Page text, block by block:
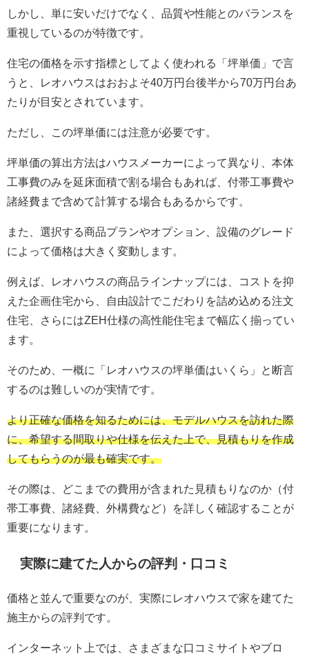
しかし、単に安いだけでなく、品質や性能とのバランスを
重視しているのが特徴です。
住宅の価格を示す指標としてよく使われる「坪単価」で言
うと、レオハウスはおおよそ40万円台後半から70万円台あ
たりが目安とされています。
ただし、この坪単価には注意が必要です。
坪単価の算出方法はハウスメーカーによって異なり、本体
工事費のみを延床面積で割る場合もあれば、付帯工事費や
諸経費まで含めて計算する場合もあるからです。
また、選択する商品プランやオプション、設備のグレード
によって価格は大きく変動します。
例えば、レオハウスの商品ラインナップには、コストを抑
えた企画住宅から、自由設計でこだわりを詰め込める注文
住宅、さらにはZEH仕様の高性能住宅まで幅広く揃ってい
ます。
そのため、一概に「レオハウスの坪単価はいくら」と断言
するのは難しいのが実情です。
より正確な価格を知るためには、モデルハウスを訪れた際
に、希望する間取りや仕様を伝えた上で、見積もりを作成
してもらうのが最も確実です。
その際は、どこまでの費用が含まれた見積もりなのか（付
帯工事費、諸経費、外構費など）を詳しく確認することが
重要になります。
実際に建てた人からの評判・口コミ
価格と並んで重要なのが、実際にレオハウスで家を建てた
施主からの評判です。
インターネット上では、さまざまな口コミサイトやブロ